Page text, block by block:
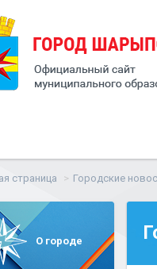
страница Городские
О городе